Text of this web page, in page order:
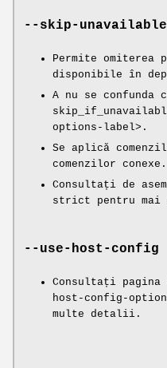
--skip-unavailable
Permite omiterea
disponibile în
A nu se confunda
options-label>.
Se aplică
comenzilor conexe.
Consultați de
strict pentru mai
--use-host-config
Consultați pagina
host-config-
multe detalii.